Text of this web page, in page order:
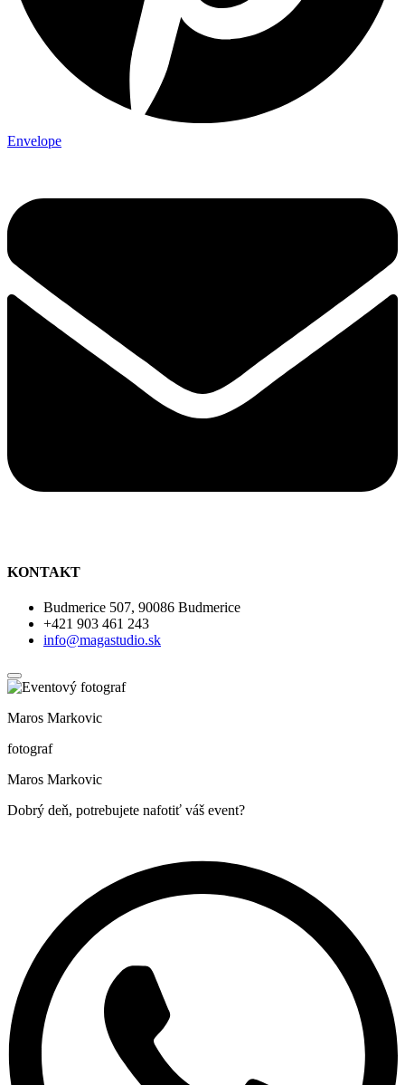
Envelope
KONTAKT
Budmerice 507, 90086 Budmerice
+421 903 461 243
info@magastudio.sk
Maros Markovic
fotograf
Maros Markovic
Dobrý deň, potrebujete nafotiť váš event?